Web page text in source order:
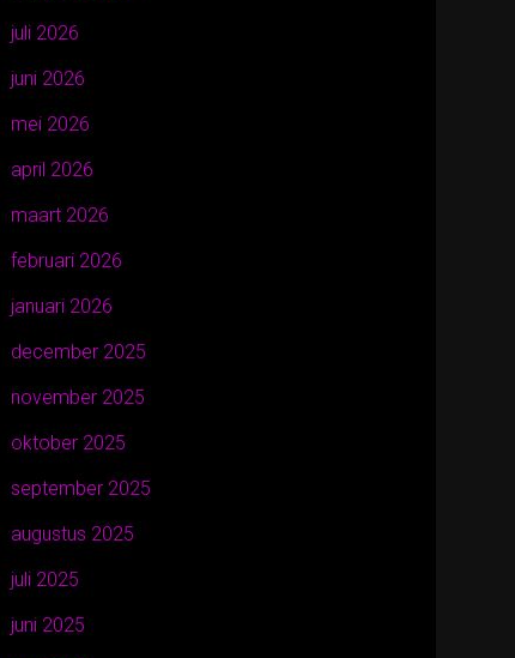
juli 2026
juni 2026
mei 2026
april 2026
maart 2026
februari 2026
januari 2026
december 2025
november 2025
oktober 2025
september 2025
augustus 2025
juli 2025
juni 2025